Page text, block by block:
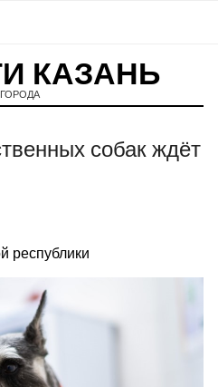
КАЗАНЬ
собак ждёт
республики